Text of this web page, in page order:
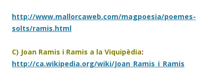
http://www.mallorcaweb.com/magpoesia/poemes-
solts/ramis.html
C) Joan Ramis i Ramis a la Viquipèdia:
http://ca.wikipedia.org/wiki/Joan_Ramis_i_Ramis